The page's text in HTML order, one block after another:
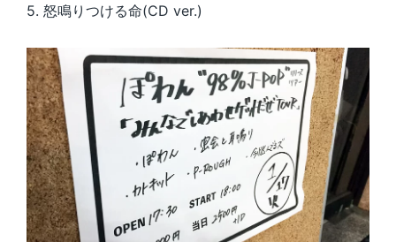
5. 怒鳴りつける命(CD ver.)